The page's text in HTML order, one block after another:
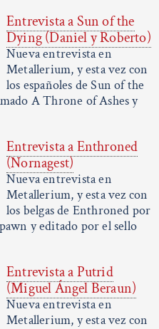
Entrevista a Sun of the
Dying (Daniel y Roberto)
Nueva entrevista en
Metallerium, y esta vez con
los españoles de Sun of the
A Throne of Ashes y
Entrevista a Enthroned
(Nornagest)
Nueva entrevista en
Metallerium, y esta vez con
los belgas de Enthroned por
y editado por el sello
Entrevista a Putrid
(Miguel Ángel Beraun)
Nueva entrevista en
Metallerium, y esta vez con